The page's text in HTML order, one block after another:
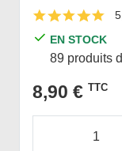
EN STOCK
89 produits
8,90 € TTC